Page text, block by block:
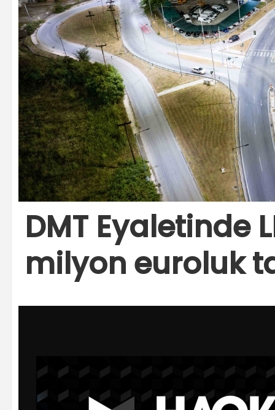
DMT Eyaletinde
milyon euroluk